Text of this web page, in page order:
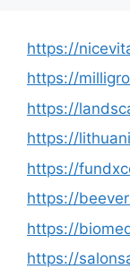
https://
https://
https://
https://
https://
https://
https://
https://